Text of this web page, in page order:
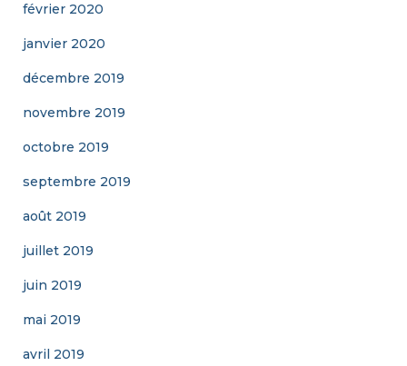
février 2020
janvier 2020
décembre 2019
novembre 2019
octobre 2019
septembre 2019
août 2019
juillet 2019
juin 2019
mai 2019
avril 2019